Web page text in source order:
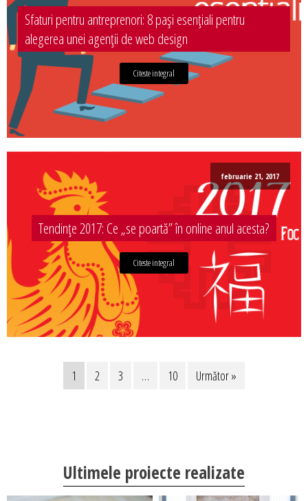
Sfaturi pentru antreprenori: 8 pași esențiali pentru
alegerea unei agenții de web design
Citeste integral
februarie 21, 2017
Tendințe 2017: Ce „se poartă” în online anul acesta?
Citeste integral
1 2 3 … 10 Următor »
Ultimele proiecte realizate